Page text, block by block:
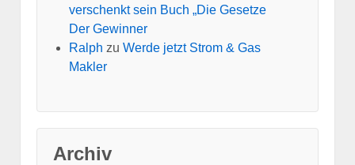
verschenkt sein Buch „Die Gesetze
Der Gewinner
Ralph zu Werde jetzt Strom & Gas
Makler
Archiv